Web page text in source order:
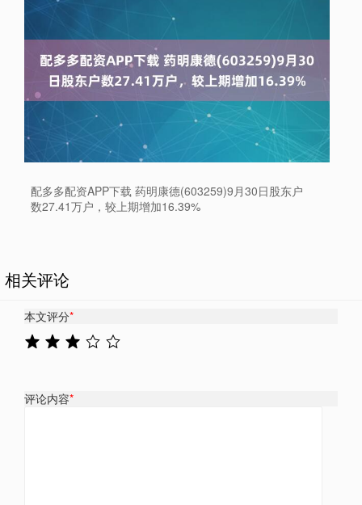
配多多配资APP下载 药明康德(603259)9月30日股东户
数27.41万户，较上期增加16.39%
相关评论
本文评分*
评论内容*